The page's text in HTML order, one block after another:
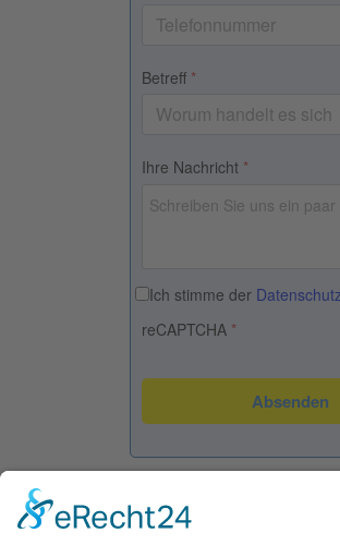
Betreff *
Ihre Nachricht *
Datenschutz*
Ich stimme der
reCAPTCHA *
Absenden
Moebeltaxi-Dresden auch in Ihrer